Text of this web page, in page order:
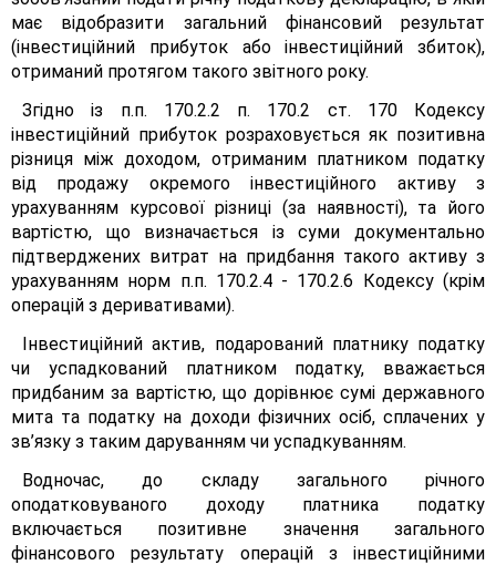
має відобразити загальний фінансовий результат
(інвестиційний прибуток або інвестиційний збиток),
отриманий протягом такого звітного року.
Згідно із п.п. 170.2.2 п. 170.2 ст. 170 Кодексу
інвестиційний прибуток розраховується як позитивна
різниця між доходом, отриманим платником податку
від продажу окремого інвестиційного активу з
урахуванням курсової різниці (за наявності), та його
вартістю, що визначається із суми документально
підтверджених витрат на придбання такого активу з
урахуванням норм п.п. 170.2.4 - 170.2.6 Кодексу (крім
операцій з деривативами).
Інвестиційний актив, подарований платнику податку
чи успадкований платником податку, вважається
придбаним за вартістю, що дорівнює сумі державного
мита та податку на доходи фізичних осіб, сплачених у
зв’язку з таким даруванням чи успадкуванням.
Водночас, до складу загального річного
оподатковуваного доходу платника податку
включається позитивне значення загального
фінансового результату операцій з інвестиційними